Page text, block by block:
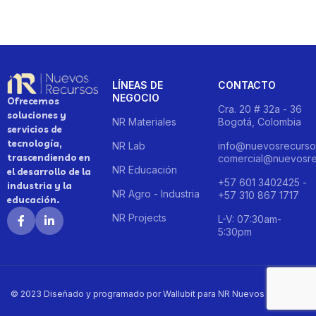
Ofrecemos
soluciones y
servicios de
tecnología,
trascendiendo en
el desarrollo de la
industria y la
educación.
LÍNEAS DE
NEGOCIO
NR Materiales
NR Lab
NR Educación
NR Agro - Industria
NR Projects
CONTACTO
Cra. 20 # 32a - 36
Bogotá, Colombia
+57 601 3402425 -
+57 310 867 1717
L-V: 07:30am-
5:30pm
© 2023 Diseñado y programado por Wallubit para NR Nuevos Recursos